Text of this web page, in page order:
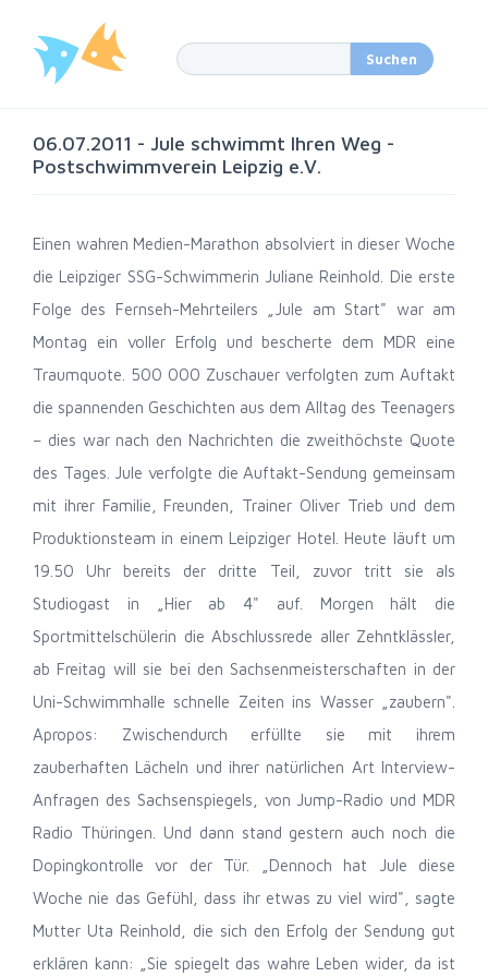
06.07.2011 - Jule schwimmt Ihren Weg -
Postschwimmverein Leipzig e.V.
Einen wahren Medien-Marathon absolviert in dieser Woche
die Leipziger SSG-Schwimmerin Juliane Reinhold. Die erste
Folge des Fernseh-Mehrteilers „Jule am Start" war am
Montag ein voller Erfolg und bescherte dem MDR eine
Traumquote. 500 000 Zuschauer verfolgten zum Auftakt
die spannenden Geschichten aus dem Alltag des Teenagers
– dies war nach den Nachrichten die zweithöchste Quote
des Tages. Jule verfolgte die Auftakt-Sendung gemeinsam
mit ihrer Familie, Freunden, Trainer Oliver Trieb und dem
Produktionsteam in einem Leipziger Hotel. Heute läuft um
19.50 Uhr bereits der dritte Teil, zuvor tritt sie als
Studiogast in „Hier ab 4" auf. Morgen hält die
Sportmittelschülerin die Abschlussrede aller Zehntklässler,
ab Freitag will sie bei den Sachsenmeisterschaften in der
Uni-Schwimmhalle schnelle Zeiten ins Wasser „zaubern".
Apropos: Zwischendurch erfüllte sie mit ihrem
zauberhaften Lächeln und ihrer natürlichen Art Interview-
Anfragen des Sachsenspiegels, von Jump-Radio und MDR
Radio Thüringen. Und dann stand gestern auch noch die
Dopingkontrolle vor der Tür. „Dennoch hat Jule diese
Woche nie das Gefühl, dass ihr etwas zu viel wird", sagte
Mutter Uta Reinhold, die sich den Erfolg der Sendung gut
erklären kann: „Sie spiegelt das wahre Leben wider, da ist